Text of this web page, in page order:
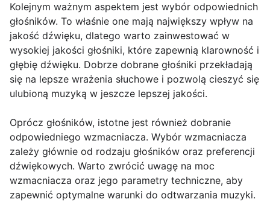
Kolejnym ważnym aspektem jest wybór odpowiednich
głośników. To właśnie one mają największy wpływ na
jakość dźwięku, dlatego warto zainwestować w
wysokiej jakości głośniki, które zapewnią klarowność i
głębię dźwięku. Dobrze dobrane głośniki przekładają
się na lepsze wrażenia słuchowe i pozwolą cieszyć się
ulubioną muzyką w jeszcze lepszej jakości.
Oprócz głośników, istotne jest również dobranie
odpowiedniego wzmacniacza. Wybór wzmacniacza
zależy głównie od rodzaju głośników oraz preferencji
dźwiękowych. Warto zwrócić uwagę na moc
wzmacniacza oraz jego parametry techniczne, aby
zapewnić optymalne warunki do odtwarzania muzyki.